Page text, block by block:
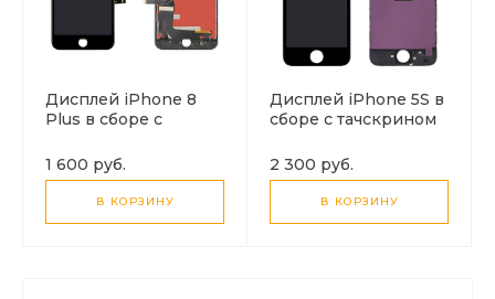
Дисплей iPhone 8
Plus в сборе с
(черный), высокое
качество (HC)
1 600 руб.
В КОРЗИНУ
Дисплей iPhone 5S в
сборе с тачскрином
переклеенный орг
(100% LCD)
2 300 руб.
В КОРЗИНУ